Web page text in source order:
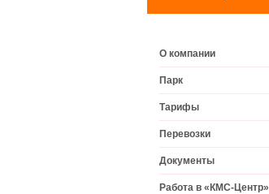
О компании
Парк
Тарифы
Перевозки
Документы
Работа в «КМС-Центр»